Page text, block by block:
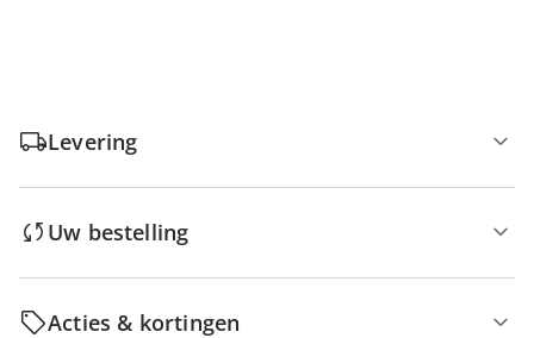
Levering
Uw bestelling
Acties & kortingen